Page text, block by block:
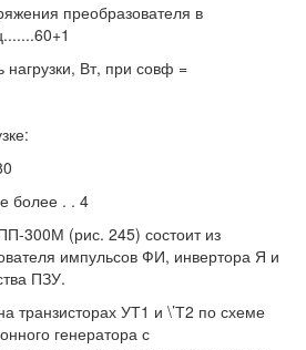
преобразователя в
Вт, при совф =
более . . 4
300М (рис. 245) состоит из
импульсов ФИ, инвертора Я и
ПЗУ.
транзисторах УТ1 и \’Т2 по схеме
генератора с